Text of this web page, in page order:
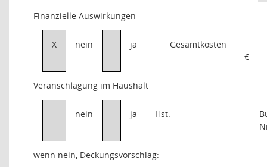
Finanzielle Auswirkungen
X nein ja
Gesamtkosten
€
Veranschlagung im Haushalt
nein ja Hst.
wenn nein, Deckungsvorschlag: